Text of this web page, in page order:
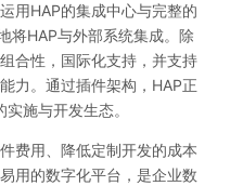
用HAP的集成中心与完整的
将HAP与外部系统集成。除
合性，国际化支持，并支持
力。通过插件架构，HAP正
施与开发生态。
费用、降低定制开发的成本
用的数字化平台，是企业数